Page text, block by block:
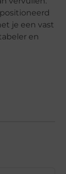
je een vast
en